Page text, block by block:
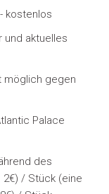
kostenlos
und aktuelles
möglich gegen
Palace
des
2€) / Stück (eine